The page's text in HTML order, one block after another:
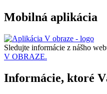
Mobilná aplikácia
Sledujte informácie z nášho
V OBRAZE.
Informácie, ktoré